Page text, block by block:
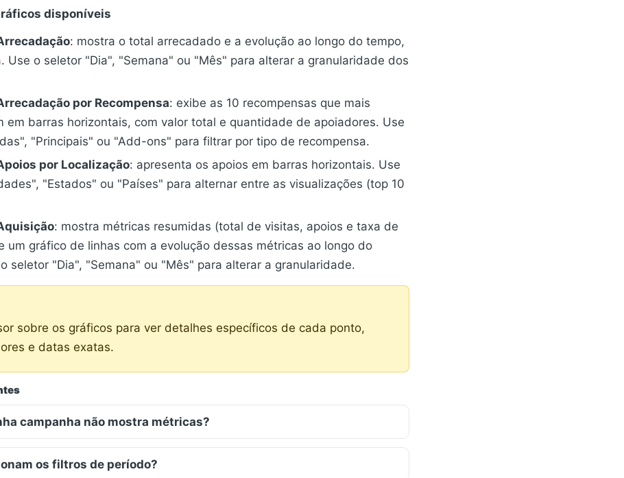
disponíveis
: mostra o total arrecadado e a evolução ao longo do tempo,
Use o seletor "Dia", "Semana" ou "Mês" para alterar a granularidade dos
por Recompensa: exibe as 10 recompensas que mais
em barras horizontais, com valor total e quantidade de apoiadores. Use
"Principais" ou "Add-ons" para filtrar por tipo de recompensa.
por Localização: apresenta os apoios em barras horizontais. Use
"Estados" ou "Países" para alternar entre as visualizações (top 10
: mostra métricas resumidas (total de visitas, apoios e taxa de
um gráfico de linhas com a evolução dessas métricas ao longo do
seletor "Dia", "Semana" ou "Mês" para alterar a granularidade.
sobre os gráficos para ver detalhes específicos de cada ponto,
e datas exatas.
campanha não mostra métricas?
os filtros de período?